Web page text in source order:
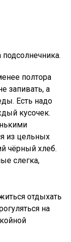
полтора
запивать, а
Есть надо
кусочек.
из цельных
чёрный хлеб.
слегка,
отдыхать
на